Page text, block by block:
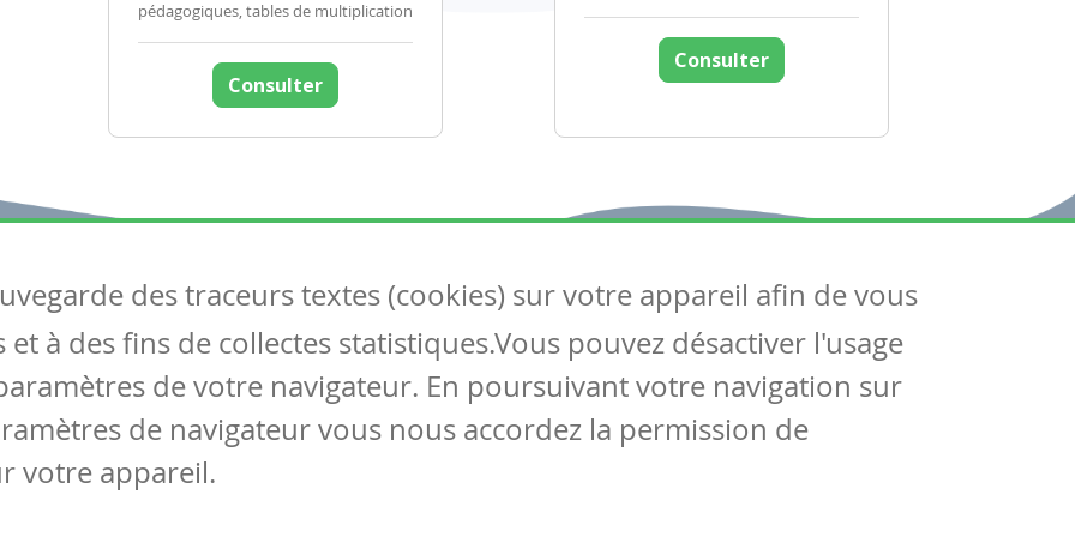
pédagogiques, tables de multiplication
Consulter
Consulter
Articles
Tous les articles
Articles DYS
Circulaires
Suivez-nous
Contactez-nous
Soutien scolaire
des traceurs textes (cookies) sur votre appareil afin de vous
à des fins de collectes statistiques.Vous pouvez désactiver l'usage
de votre navigateur. En poursuivant votre navigation sur
de navigateur vous nous accordez la permission de
votre appareil.